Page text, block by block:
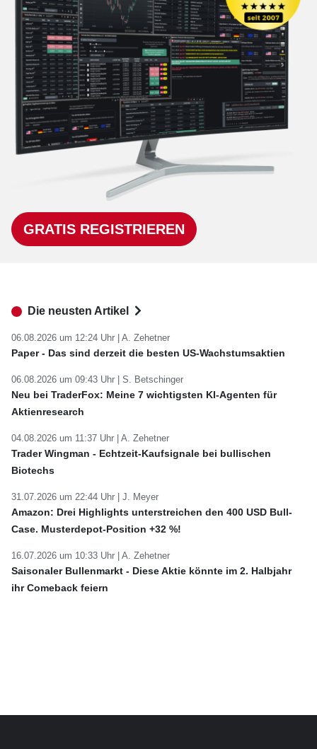
GRATIS REGISTRIEREN
Die neusten Artikel
06.08.2026 um 12:24 Uhr | A. Zehetner
Paper - Das sind derzeit die besten US-Wachstumsaktien
06.08.2026 um 09:43 Uhr | S. Betschinger
Neu bei TraderFox: Meine 7 wichtigsten KI-Agenten für
Aktienresearch
04.08.2026 um 11:37 Uhr | A. Zehetner
Trader Wingman - Echtzeit-Kaufsignale bei bullischen
Biotechs
31.07.2026 um 22:44 Uhr | J. Meyer
Amazon: Drei Highlights unterstreichen den 400 USD Bull-
Case. Musterdepot-Position +32 %!
16.07.2026 um 10:33 Uhr | A. Zehetner
Saisonaler Bullenmarkt - Diese Aktie könnte im 2. Halbjahr
ihr Comeback feiern